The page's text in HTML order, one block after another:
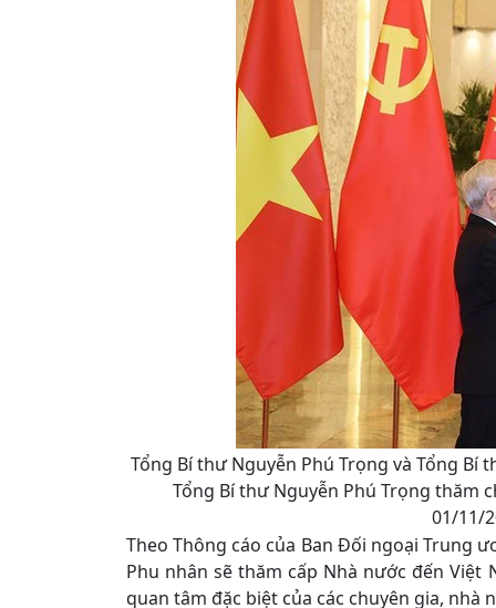
Tổng Bí thư Nguyễn Phú Trọng và Tổng Bí
Tổng Bí thư Nguyễn Phú Trọng thăm
01/11/
Theo Thông cáo của Ban Đối ngoại Trung
Phu nhân sẽ thăm cấp Nhà nước đến Việt
quan tâm đặc biệt của các chuyên gia, nhà